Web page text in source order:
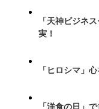
「天神ビジネ
実！
「ヒロシマ」
「洋食の日」